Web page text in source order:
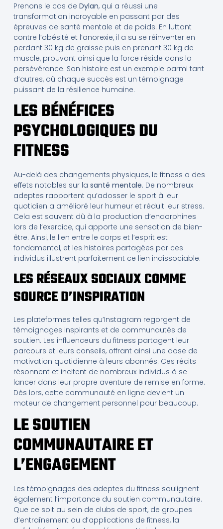
Prenons le cas de Dylan, qui a réussi une
transformation incroyable en passant par des
épreuves de santé mentale et de poids. En luttant
contre l’obésité et l’anorexie, il a su se réinventer en
perdant 30 kg de graisse puis en prenant 30 kg de
muscle, prouvant ainsi que la force réside dans la
persévérance. Son histoire est un exemple parmi tant
d’autres, où chaque succès est un témoignage
puissant de la résilience humaine.
LES BÉNÉFICES
PSYCHOLOGIQUES DU
FITNESS
Au-delà des changements physiques, le fitness a des
effets notables sur la santé mentale. De nombreux
adeptes rapportent qu’adosser le sport à leur
quotidien a amélioré leur humeur et réduit leur stress.
Cela est souvent dû à la production d’endorphines
lors de l’exercice, qui apporte une sensation de bien-
être. Ainsi, le lien entre le corps et l’esprit est
fondamental, et les histoires partagées par ces
individus illustrent parfaitement ce lien indissociable.
LES RÉSEAUX SOCIAUX COMME
SOURCE D’INSPIRATION
Les plateformes telles qu’Instagram regorgent de
témoignages inspirants et de communautés de
soutien. Les influenceurs du fitness partagent leur
parcours et leurs conseils, offrant ainsi une dose de
motivation quotidienne à leurs abonnés. Ces récits
résonnent et incitent de nombreux individus à se
lancer dans leur propre aventure de remise en forme.
Dès lors, cette communauté en ligne devient un
moteur de changement personnel pour beaucoup.
LE SOUTIEN
COMMUNAUTAIRE ET
L’ENGAGEMENT
Les témoignages des adeptes du fitness soulignent
également l’importance du soutien communautaire.
Que ce soit au sein de clubs de sport, de groupes
d’entraînement ou d’applications de fitness, la